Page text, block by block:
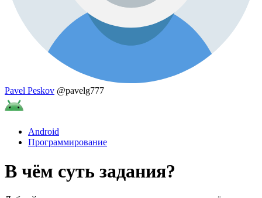
Pavel Peskov @pavelg777
Android
Программирование
В чём суть задания?